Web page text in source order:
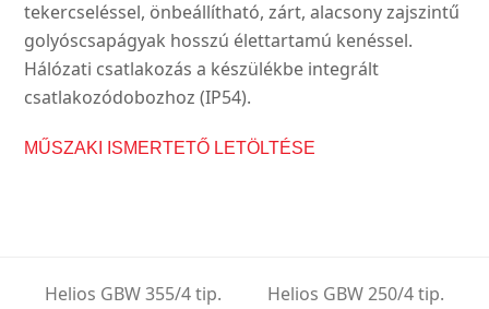
tekercseléssel, önbeállítható, zárt, alacsony zajszintű
golyóscsapágyak hosszú élettartamú kenéssel.
Hálózati csatlakozás a készülékbe integrált
csatlakozódobozhoz (IP54).
MŰSZAKI ISMERTETŐ LETÖLTÉSE
Helios GBW 355/4 tip.
Helios GBW 250/4 tip.